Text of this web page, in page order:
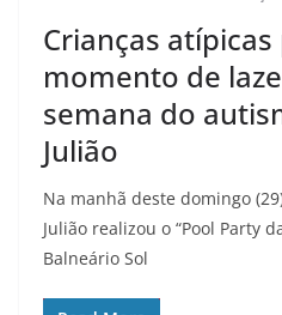
Crianças
momento de
semana do
Julião
Na manhã deste domingo
Julião realizou o “Pool Party
Balneário Sol